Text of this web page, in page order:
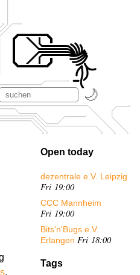
.
Open today
dezentrale e.V. Leipzig
Fri 19:00
CCC Mannheim
Fri 19:00
Bits'n'Bugs e.V.
Erlangen Fri 18:00
Tags